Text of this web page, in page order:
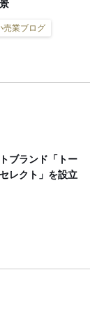
売業ブログ
ブランド「トー
レクト」を設立